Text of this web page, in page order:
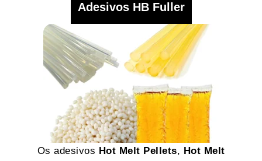
Adesivos HB Fuller
Os adesivos Hot Melt Pellets, Hot Melt